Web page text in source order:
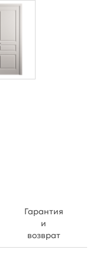
Гарантия
и
возврат